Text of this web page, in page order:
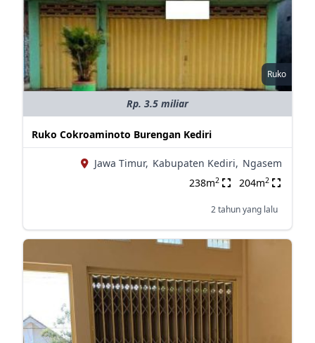
Ruko
Rp. 3.5 miliar
Ruko Cokroaminoto Burengan Kediri
Jawa Timur, Kabupaten Kediri, Ngasem
238m2 204m2
2 tahun yang lalu